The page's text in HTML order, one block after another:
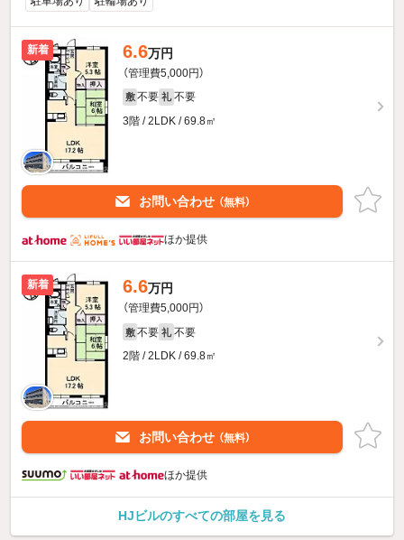
新着 6.6万円
（管理費5,000円）
敷 不要 礼 不要
3階 / 2LDK / 69.8㎡
お問い合わせ （無料）
ほか提供
新着 6.6万円
（管理費5,000円）
敷 不要 礼 不要
2階 / 2LDK / 69.8㎡
お問い合わせ （無料）
ほか提供
HJビルのすべての部屋を見る